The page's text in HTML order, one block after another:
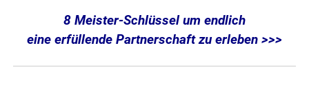
8 Meister-Schlüssel um endlich
eine erfüllende Partnerschaft zu erleben >>>